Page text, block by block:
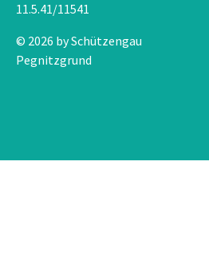
11.5.41/11541
© 2026 by Schützengau
Pegnitzgrund